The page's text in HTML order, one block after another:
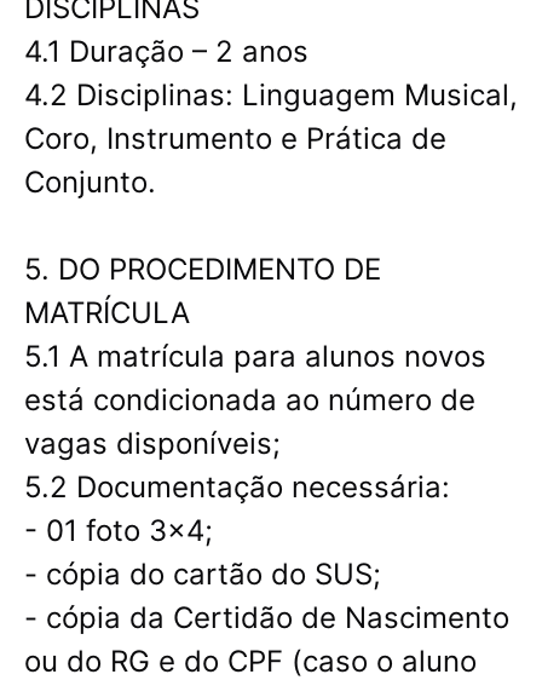
DISCIPLINAS
4.1 Duração – 2 anos
4.2 Disciplinas: Linguagem Musical,
Coro, Instrumento e Prática de
Conjunto.
5. DO PROCEDIMENTO DE
MATRÍCULA
5.1 A matrícula para alunos novos
está condicionada ao número de
vagas disponíveis;
5.2 Documentação necessária:
- 01 foto 3x4;
- cópia do cartão do SUS;
- cópia da Certidão de Nascimento
ou do RG e do CPF (caso o aluno